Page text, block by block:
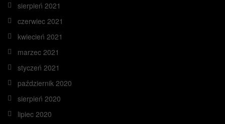
sierpień 2021
czerwiec 2021
kwiecień 2021
marzec 2021
styczeń 2021
październik 2020
sierpień 2020
lipiec 2020